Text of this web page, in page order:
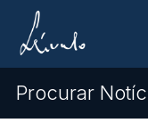
Procurar